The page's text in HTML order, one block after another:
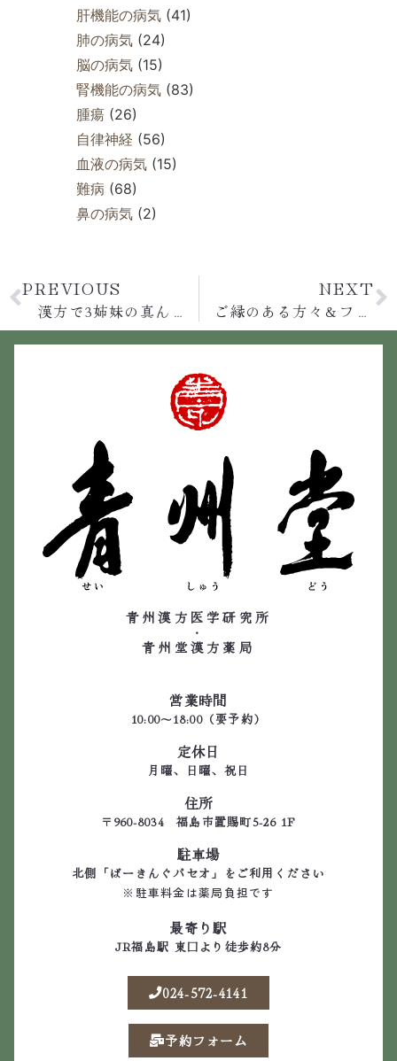
肝機能の病気 (41)
肺の病気 (24)
脳の病気 (15)
腎機能の病気 (83)
腫瘍 (26)
自律神経 (56)
血液の病気 (15)
難病 (68)
鼻の病気 (2)
PREVIOUS
漢方で3姉妹の真ん中の20代女性、３世代の真ん中の50代男性！みな改善中☆
NEXT
ご縁のある方々＆フキノトウとウド
青州漢方医学研究所
・
青州堂漢方薬局
営業時間
10:00～18:00（要予約）
定休日
月曜、日曜、祝日
住所
〒960-8034 福島市置賜町5-26 1F
駐車場
北側「ぱーきんぐパセオ」をご利用ください
※駐車料金は薬局負担です
最寄り駅
JR福島駅 東口より徒歩約8分
024-572-4141
予約フォーム